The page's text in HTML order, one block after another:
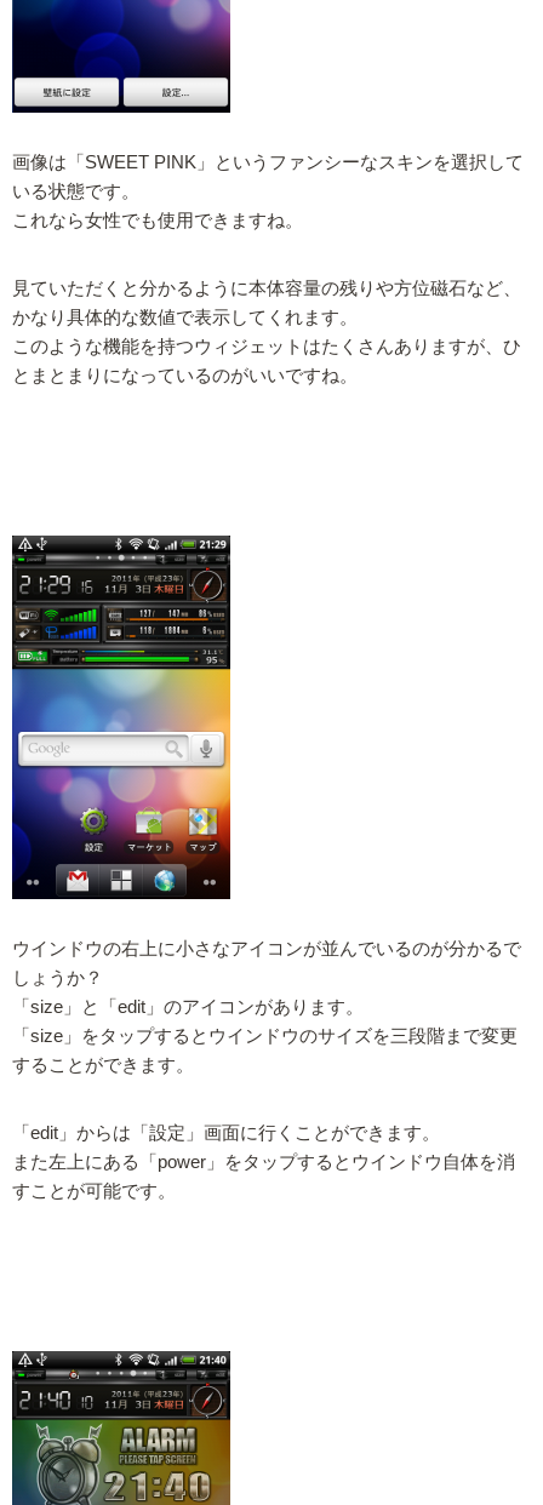
画像は「SWEET PINK」というファンシーなスキンを選択して
いる状態です。
これなら女性でも使用できますね。
見ていただくと分かるように本体容量の残りや方位磁石など、
かなり具体的な数値で表示してくれます。
このような機能を持つウィジェットはたくさんありますが、ひ
とまとまりになっているのがいいですね。
ウインドウの右上に小さなアイコンが並んでいるのが分かるで
しょうか？
「size」と「edit」のアイコンがあります。
「size」をタップするとウインドウのサイズを三段階まで変更
することができます。
「edit」からは「設定」画面に行くことができます。
また左上にある「power」をタップするとウインドウ自体を消
すことが可能です。